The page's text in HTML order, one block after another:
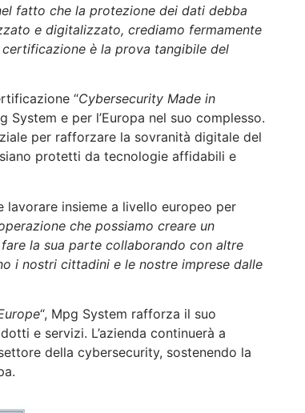
fatto che la protezione dei dati debba
e digitalizzato, crediamo fermamente
è la prova tangibile del
“Cybersecurity Made in
e per l’Europa nel suo complesso.
per rafforzare la sovranità digitale del
protetti da tecnologie affidabili e
lavorare insieme a livello europeo per
che possiamo creare un
la sua parte collaborando con altre
i nostri cittadini e le nostre imprese dalle
“, Mpg System rafforza il suo
e servizi. L’azienda continuerà a
della cybersecurity, sostenendo la